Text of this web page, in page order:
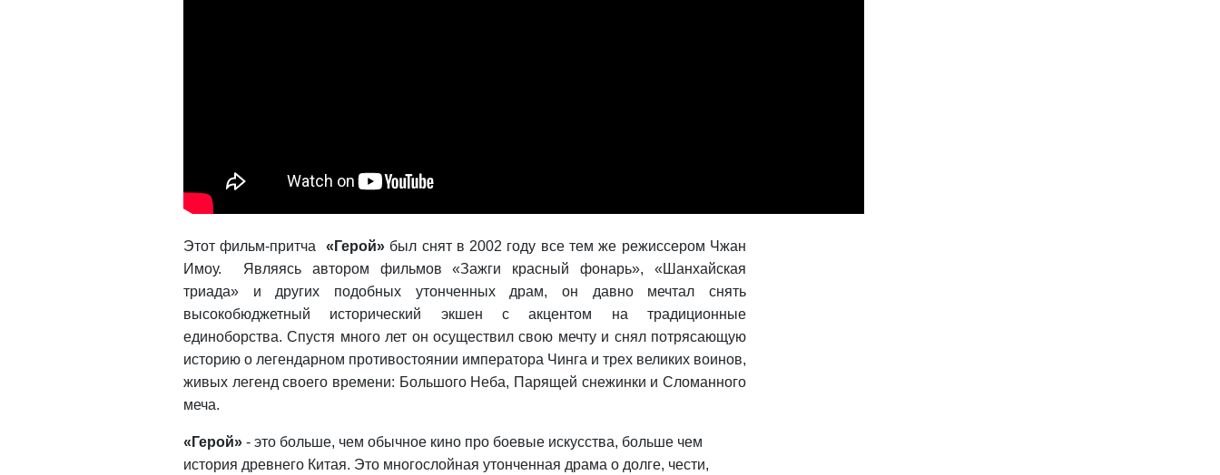
Этот фильм-притча «Герой» был снят в 2002 году все тем же режиссером Чжан
Имоу. Являясь автором фильмов «Зажги красный фонарь», «Шанхайская
триада» и других подобных утонченных драм, он давно мечтал снять
высокобюджетный исторический экшен с акцентом на традиционные
единоборства. Спустя много лет он осуществил свою мечту и снял потрясающую
историю о легендарном противостоянии императора Чинга и трех великих воинов,
живых легенд своего времени: Большого Неба, Парящей снежинки и Сломанного
меча.
«Герой» - это больше, чем обычное кино про боевые искусства, больше чем
история древнего Китая. Это многослойная утонченная драма о долге, чести,